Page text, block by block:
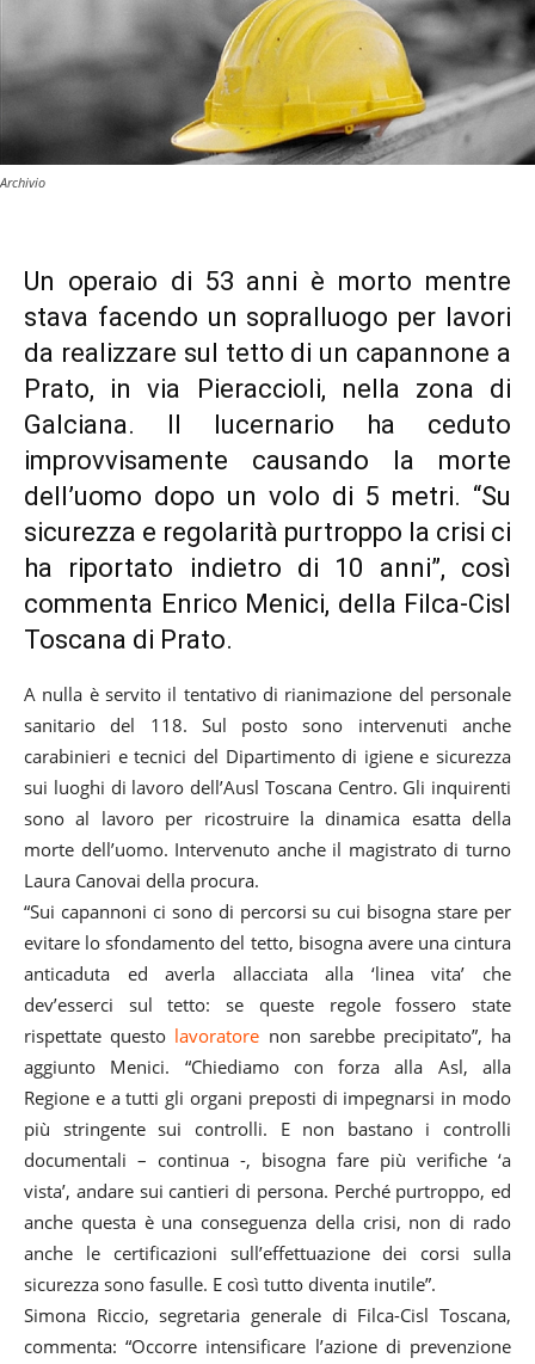
Archivio
Un operaio di 53 anni è morto mentre
stava facendo un sopralluogo per lavori
da realizzare sul tetto di un capannone a
Prato, in via Pieraccioli, nella zona di
Galciana. Il lucernario ha ceduto
improvvisamente causando la morte
dell’uomo dopo un volo di 5 metri. “Su
sicurezza e regolarità purtroppo la crisi ci
ha riportato indietro di 10 anni”, così
commenta Enrico Menici, della Filca-Cisl
Toscana di Prato.
A nulla è servito il tentativo di rianimazione del personale
sanitario del 118. Sul posto sono intervenuti anche
carabinieri e tecnici del Dipartimento di igiene e sicurezza
sui luoghi di lavoro dell’Ausl Toscana Centro. Gli inquirenti
sono al lavoro per ricostruire la dinamica esatta della
morte dell’uomo. Intervenuto anche il magistrato di turno
Laura Canovai della procura.
“Sui capannoni ci sono di percorsi su cui bisogna stare per
evitare lo sfondamento del tetto, bisogna avere una cintura
anticaduta ed averla allacciata alla ‘linea vita’ che
dev’esserci sul tetto: se queste regole fossero state
rispettate questo lavoratore non sarebbe precipitato”, ha
aggiunto Menici. “Chiediamo con forza alla Asl, alla
Regione e a tutti gli organi preposti di impegnarsi in modo
più stringente sui controlli. E non bastano i controlli
documentali – continua -, bisogna fare più verifiche ‘a
vista’, andare sui cantieri di persona. Perché purtroppo, ed
anche questa è una conseguenza della crisi, non di rado
anche le certificazioni sull’effettuazione dei corsi sulla
sicurezza sono fasulle. E così tutto diventa inutile”.
Simona Riccio, segretaria generale di Filca-Cisl Toscana,
commenta: “Occorre intensificare l’azione di prevenzione